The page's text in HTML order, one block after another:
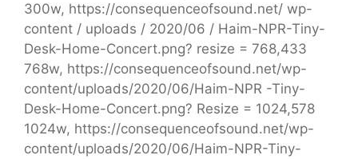
300w, https://consequenceofsound.net/ wp-
content / uploads / 2020/06 / Haim-NPR-Tiny-
Desk-Home-Concert.png? resize = 768,433
768w, https://consequenceofsound.net/wp-
content/uploads/2020/06/Haim-NPR -Tiny-
Desk-Home-Concert.png? Resize = 1024,578
1024w, https://consequenceofsound.net/wp-
content/uploads/2020/06/Haim-NPR-Tiny-